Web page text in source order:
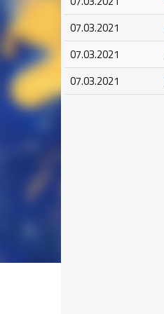
07.03.2021
07.03.2021
07.03.2021